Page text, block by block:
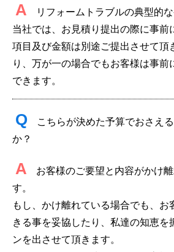
A
リフォームトラブルの典型的な
当社では、お見積り提出の際に事前
項目及び金額は別途ご提出させて頂
り、万が一の場合でもお客様は事前
できます。
Q
こちらが決めた予算でおさえ
か？
A
お客様のご要望と内容がかけ
す。
もし、かけ離れている場合でも、お
きる事を妥協したり、私達の知恵を
ンを出させて頂きます。